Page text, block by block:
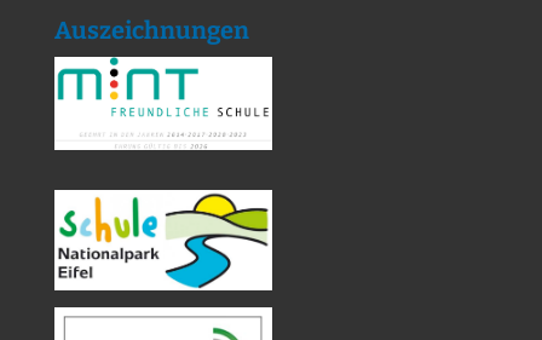
Auszeichnungen